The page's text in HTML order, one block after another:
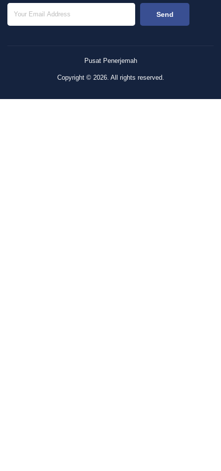
Send
Pusat Penerjemah
Copyright © 2026. All rights reserved.